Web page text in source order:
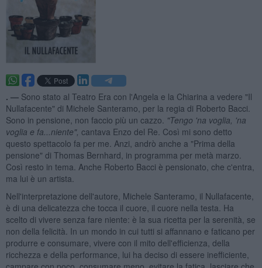
. — Sono stato al Teatro Era con l'Angela e la Chiarina a vedere "Il
Nullafacente" di Michele Santeramo, per la regia di Roberto Bacci.
Sono in pensione, non faccio più un cazzo. "Tengo 'na voglia, 'na
voglia e fa...niente", cantava Enzo del Re. Così mi sono detto
questo spettacolo fa per me. Anzi, andrò anche a "Prima della
pensione" di Thomas Bernhard, in programma per metà marzo.
Così resto in tema. Anche Roberto Bacci è pensionato, che c'entra,
ma lui è un artista.
Nell'interpretazione dell'autore, Michele Santeramo, il Nullafacente,
è di una delicatezza che tocca il cuore, il cuore nella testa. Ha
scelto di vivere senza fare niente: è la sua ricetta per la serenità, se
non della felicità. In un mondo in cui tutti si affannano e faticano per
produrre e consumare, vivere con il mito dell'efficienza, della
ricchezza e della performance, lui ha deciso di essere inefficiente,